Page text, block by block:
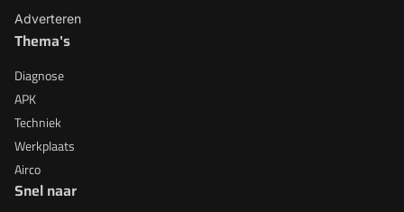
Adverteren
Thema's
Diagnose
APK
Techniek
Werkplaats
Airco
Snel naar